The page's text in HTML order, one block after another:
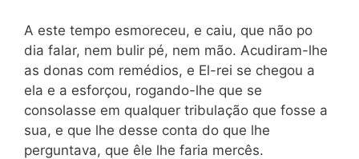
A este tempo esmoreceu, e caiu, que não po
dia falar, nem bulir pé, nem mão. Acudiram-lhe
as donas com remédios, e El-rei se chegou a
ela e a esforçou, rogando-lhe que se
consolasse em qualquer tribulação que fosse a
sua, e que lhe desse conta do que lhe
perguntava, que êle lhe faria mercês.